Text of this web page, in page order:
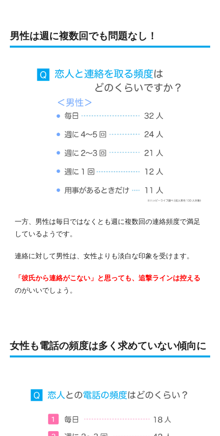
男性は週に複数回でも問題なし！
一方、男性は毎日ではなくとも週に複数回の連絡頻度で満足
しているようです。
連絡に対して男性は、女性よりも淡白な印象を受けます。
「彼氏から連絡がこない」と思っても、追撃ラインは控える
のがいいでしょう。
女性も電話の頻度は多く求めていない傾向に